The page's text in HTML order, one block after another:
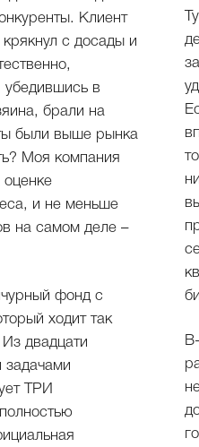
Клиент
с досады и
убедившись в
брали на
были выше рынка
Моя компания
оценке
и не меньше
на самом деле –
фонд с
ходит так
двадцати
задачами
ТРИ